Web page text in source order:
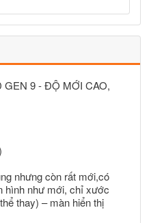
GEN 9 - ĐỘ MỚI CAO,
nhưng còn rất mới,có
hình như mới, chỉ xước
thay) – màn hiển thị